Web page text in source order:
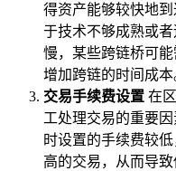
得资产能够较快地
于技术不够成熟或
慢，某些跨链桥可
增加跨链的时间成本
交易手续费设置 在
工处理交易的重要
时设置的手续费较
高的交易，从而导